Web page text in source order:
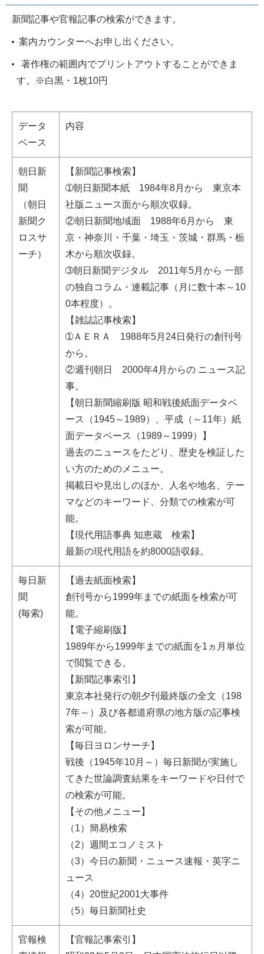
新聞記事や官報記事の検索ができます。
案内カウンターへお申し出ください。
著作権の範囲内でプリントアウトすることができま
す。※白黒・1枚10円
データ
ベース
内容
朝日新
聞
（朝日
新聞ク
ロスサ
ーチ）
【新聞記事検索】
➀朝日新聞本紙 1984年8月から 東京本
社版ニュース面から順次収録。
②朝日新聞地域面 1988年6月から 東
京・神奈川・千葉・埼玉・茨城・群馬・栃
木から順次収録。
➂朝日新聞デジタル 2011年5月から 一部
の独自コラム・連載記事（月に数十本～10
0本程度）。
【雑誌記事検索】
➀ＡＥＲＡ 1988年5月24日発行の創刊号
から。
②週刊朝日 2000年4月からの ニュース記
事。
【朝日新聞縮刷版 昭和戦後紙面データベ
ース（1945～1989）、平成（～11年）紙
面データベース（1989～1999）】
過去のニュースをたどり、歴史を検証した
い方のためのメニュー。
掲載日や見出しのほか、人名や地名、テー
マなどのキーワード、分類での検索が可
能。
【現代用語事典 知恵蔵 検索】
最新の現代用語を約8000語収録。
毎日新
聞
(毎索)
【過去紙面検索】
創刊号から1999年までの紙面を検索が可
能。
【電子縮刷版】
1989年から1999年までの紙面を1ヵ月単位
で閲覧できる。
【新聞記事索引】
東京本社発行の朝夕刊最終版の全文（198
7年～）及び各都道府県の地方版の記事検
索が可能。
【毎日ヨロンサーチ】
戦後（1945年10月～）毎日新聞が実施し
てきた世論調査結果をキーワードや日付で
の検索が可能。
【その他メニュー】
（1）簡易検索
（2）週間エコノミスト
（3）今日の新聞・ニュース速報・英字ニ
ュース
（4）20世紀2001大事件
（5）毎日新聞社史
官報検
【官報記事索引】